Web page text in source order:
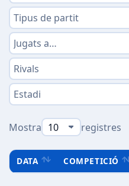
Mostra registres
DATA COMPETICIÓ